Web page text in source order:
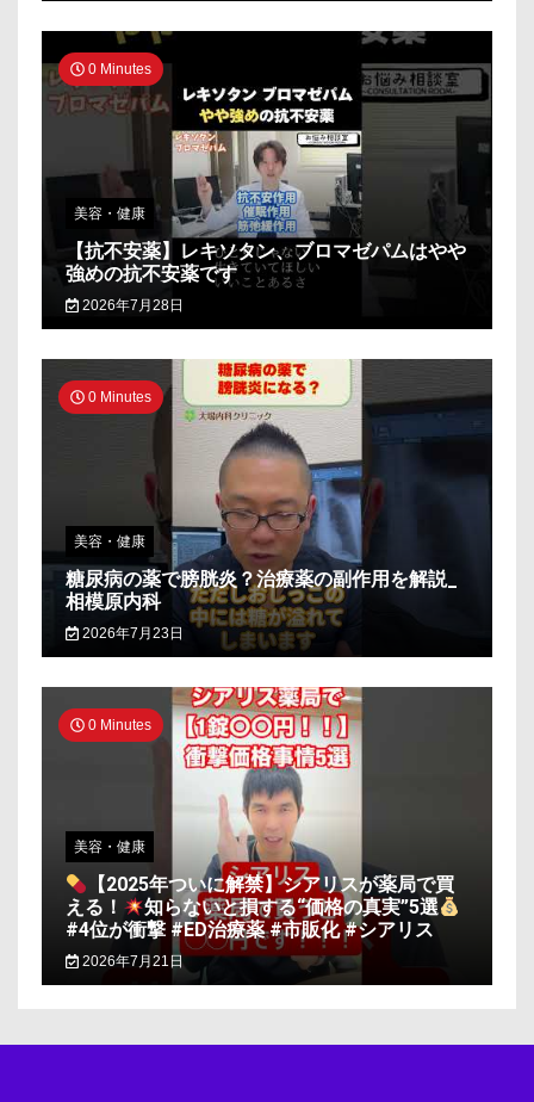
0 Minutes
美容・健康
【抗不安薬】レキソタン、ブロマゼパムはやや
強めの抗不安薬です
2026年7月28日
0 Minutes
美容・健康
糖尿病の薬で膀胱炎？治療薬の副作用を解説_
相模原内科
2026年7月23日
0 Minutes
美容・健康
【2025年ついに解禁】シアリスが薬局で買
える！
知らないと損する“価格の真実”5選
#4位が衝撃 #ED治療薬 #市販化 #シアリス
2026年7月21日